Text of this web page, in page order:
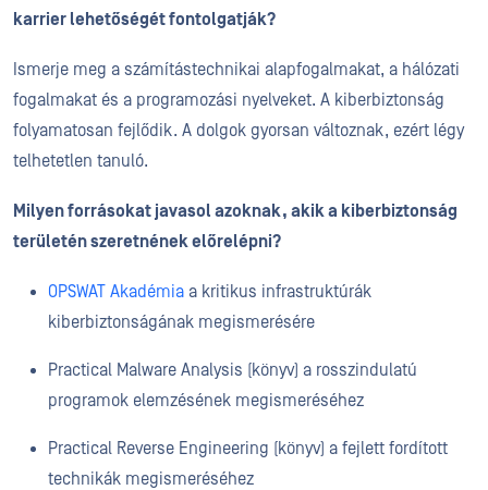
karrier lehetőségét fontolgatják?
Ismerje meg a számítástechnikai alapfogalmakat, a hálózati
fogalmakat és a programozási nyelveket. A kiberbiztonság
folyamatosan fejlődik. A dolgok gyorsan változnak, ezért légy
telhetetlen tanuló.
Milyen forrásokat javasol azoknak, akik a kiberbiztonság
területén szeretnének előrelépni?
OPSWAT Akadémia a kritikus infrastruktúrák
kiberbiztonságának megismerésére
Practical Malware Analysis (könyv) a rosszindulatú
programok elemzésének megismeréséhez
Practical Reverse Engineering (könyv) a fejlett fordított
technikák megismeréséhez